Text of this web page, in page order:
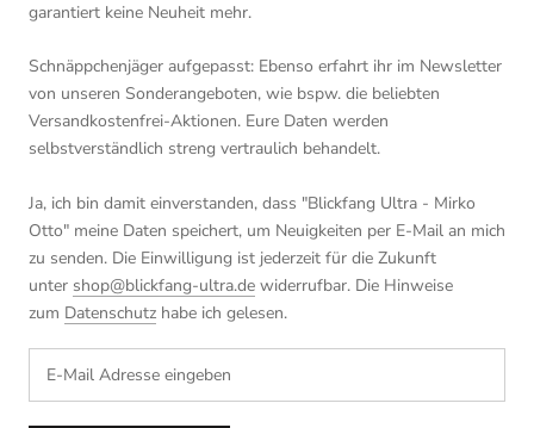
garantiert keine Neuheit mehr.
Schnäppchenjäger aufgepasst: Ebenso erfahrt ihr im Newsletter
von unseren Sonderangeboten, wie bspw. die beliebten
Versandkostenfrei-Aktionen. Eure Daten werden
selbstverständlich streng vertraulich behandelt.
Ja, ich bin damit einverstanden, dass "Blickfang Ultra - Mirko
Otto" meine Daten speichert, um Neuigkeiten per E-Mail an mich
zu senden. Die Einwilligung ist jederzeit für die Zukunft
unter shop@blickfang-ultra.de widerrufbar. Die Hinweise
zum Datenschutz habe ich gelesen.